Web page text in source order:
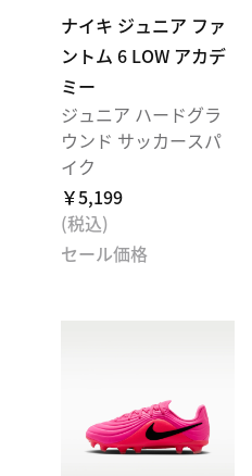
ナイキ ジュニア ファ
ントム 6 LOW アカデ
ミー
ジュニア ハードグラ
ウンド サッカースパ
イク
￥5,199
(税込)
セール価格